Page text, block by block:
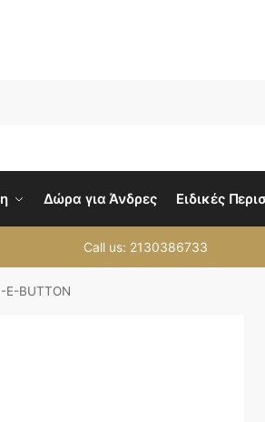
Δώρα για Άνδρες Ειδικές
Call us: 2130386733
E-BUTTON